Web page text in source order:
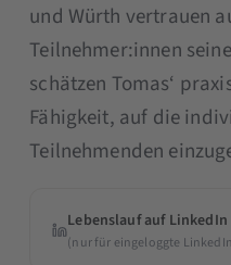
und Würth vertrauen
Teilnehmer:innen
schätzen Tomas‘
Fähigkeit, auf die
Teilnehmenden
Lebenslauf auf LinkedIn
(nur für eingeloggte